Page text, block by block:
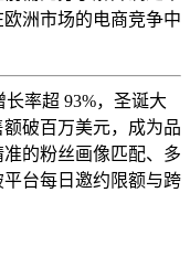
洲市场的电商竞争中
率超 93%，圣诞大
破百万美元，成为品
的粉丝画像匹配、多
台每日邀约限额与跨